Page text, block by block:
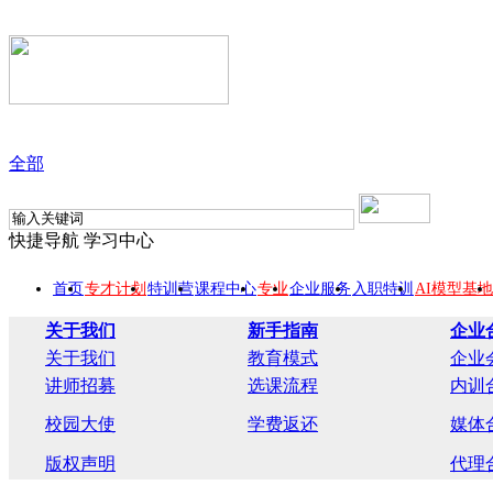
全部
快捷导航 学习中心
首页专才计划 特训营课程中心专业企业服务 入职特训 AI模型基地
关于我们 新手指南
企业
关于我们
教育模式
企业
讲师招募
选课流程 内训
校园大使 学费返还 媒体
版权声明 代理